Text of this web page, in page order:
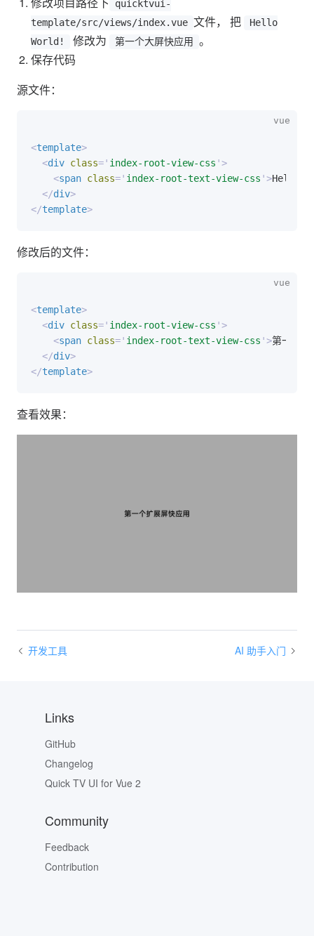
quicktvui-
template/src/views/index.vue 文件， 把
Hello
World!
修改为 第一个大屏快应用
。
保存代码
源文件：
<template>
<div class=' index-root-view-css '>
<span class=' index-root-text-view-css '>Hello
</div>
</template>
修改后的文件：
<template>
<div class=' index-root-view-css '>
<span class=' index-root-text-view-css '>第一个扩
</div>
</template>
查看效果：
开发工具 AI 助手入门
Links
GitHub
Changelog
Quick TV UI for Vue 2
Community
Feedback
Contribution